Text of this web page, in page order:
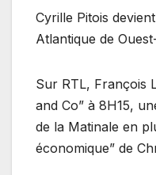
Cyrille Pitois
Atlantique de
Sur RTL, François
and Co” à 8H15,
de la Matinale en
économique” de